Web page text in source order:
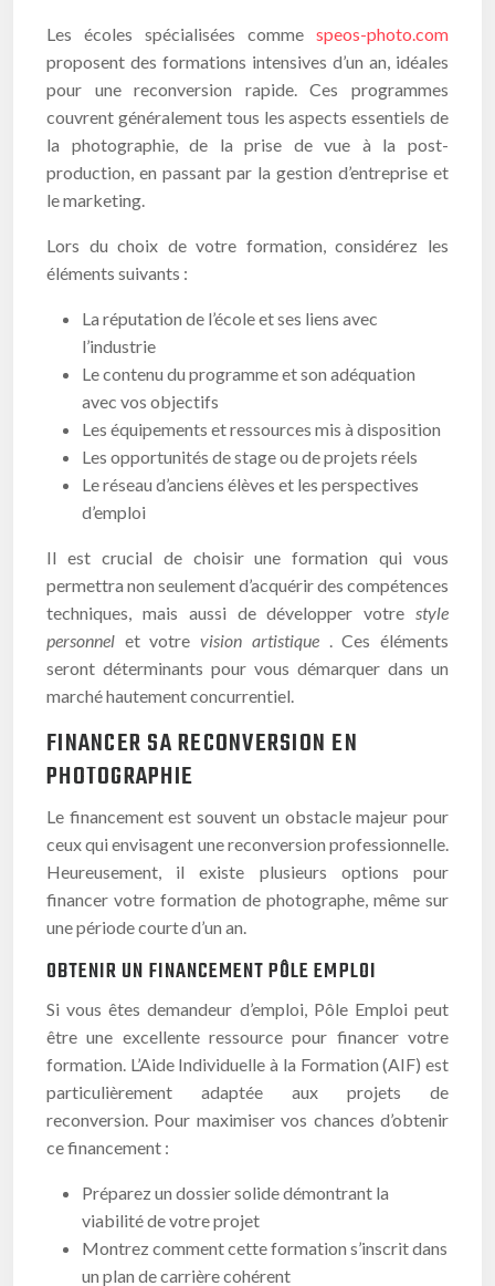
Les écoles spécialisées comme speos-photo.com
proposent des formations intensives d’un an, idéales
pour une reconversion rapide. Ces programmes
couvrent généralement tous les aspects essentiels de
la photographie, de la prise de vue à la post-
production, en passant par la gestion d’entreprise et
le marketing.
Lors du choix de votre formation, considérez les
éléments suivants :
La réputation de l’école et ses liens avec
l’industrie
Le contenu du programme et son adéquation
avec vos objectifs
Les équipements et ressources mis à disposition
Les opportunités de stage ou de projets réels
Le réseau d’anciens élèves et les perspectives
d’emploi
Il est crucial de choisir une formation qui vous
permettra non seulement d’acquérir des compétences
techniques, mais aussi de développer votre style
personnel et votrevision artistique . Ces éléments
seront déterminants pour vous démarquer dans un
marché hautement concurrentiel.
FINANCER SA RECONVERSION EN
PHOTOGRAPHIE
Le financement est souvent un obstacle majeur pour
ceux qui envisagent une reconversion professionnelle.
Heureusement, il existe plusieurs options pour
financer votre formation de photographe, même sur
une période courte d’un an.
OBTENIR UN FINANCEMENT PÔLE EMPLOI
Si vous êtes demandeur d’emploi, Pôle Emploi peut
être une excellente ressource pour financer votre
formation. L’Aide Individuelle à la Formation (AIF) est
particulièrement adaptée aux projets de
reconversion. Pour maximiser vos chances d’obtenir
ce financement :
Préparez un dossier solide démontrant la
viabilité de votre projet
Montrez comment cette formation s’inscrit dans
un plan de carrière cohérent